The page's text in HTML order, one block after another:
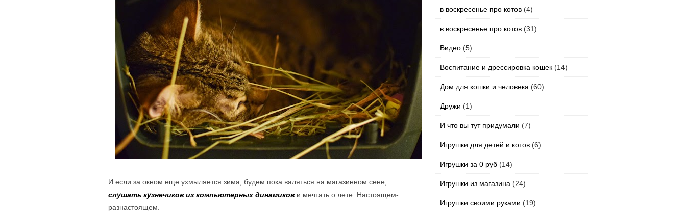
И если за окном еще ухмыляется зима, будем пока валяться на магазинном сене,
слушать кузнечиков из компьютерных динамиков и мечтать о лете. Настоящем-
разнастоящем.
в воскресенье про котов (4)
в воскресенье про котов (31)
Видео (5)
Воспитание и дрессировка кошек (14)
Дом для кошки и человека (60)
Дружи (1)
И что вы тут придумали (7)
Игрушки для детей и котов (6)
Игрушки за 0 руб (14)
Игрушки из магазина (24)
Игрушки своими руками (19)